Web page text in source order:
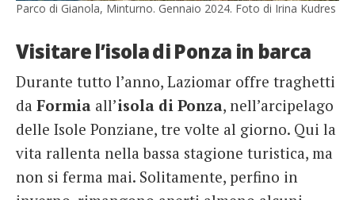
Parco di Gianola, Minturno. Gennaio 2024. Foto di Irina Kudres
Visitare l’isola di Ponza in barca
Durante tutto l’anno, Laziomar offre traghetti
da Formia all’isola di Ponza, nell’arcipelago
delle Isole Ponziane, tre volte al giorno. Qui la
vita rallenta nella bassa stagione turistica, ma
non si ferma mai. Solitamente, perfino in